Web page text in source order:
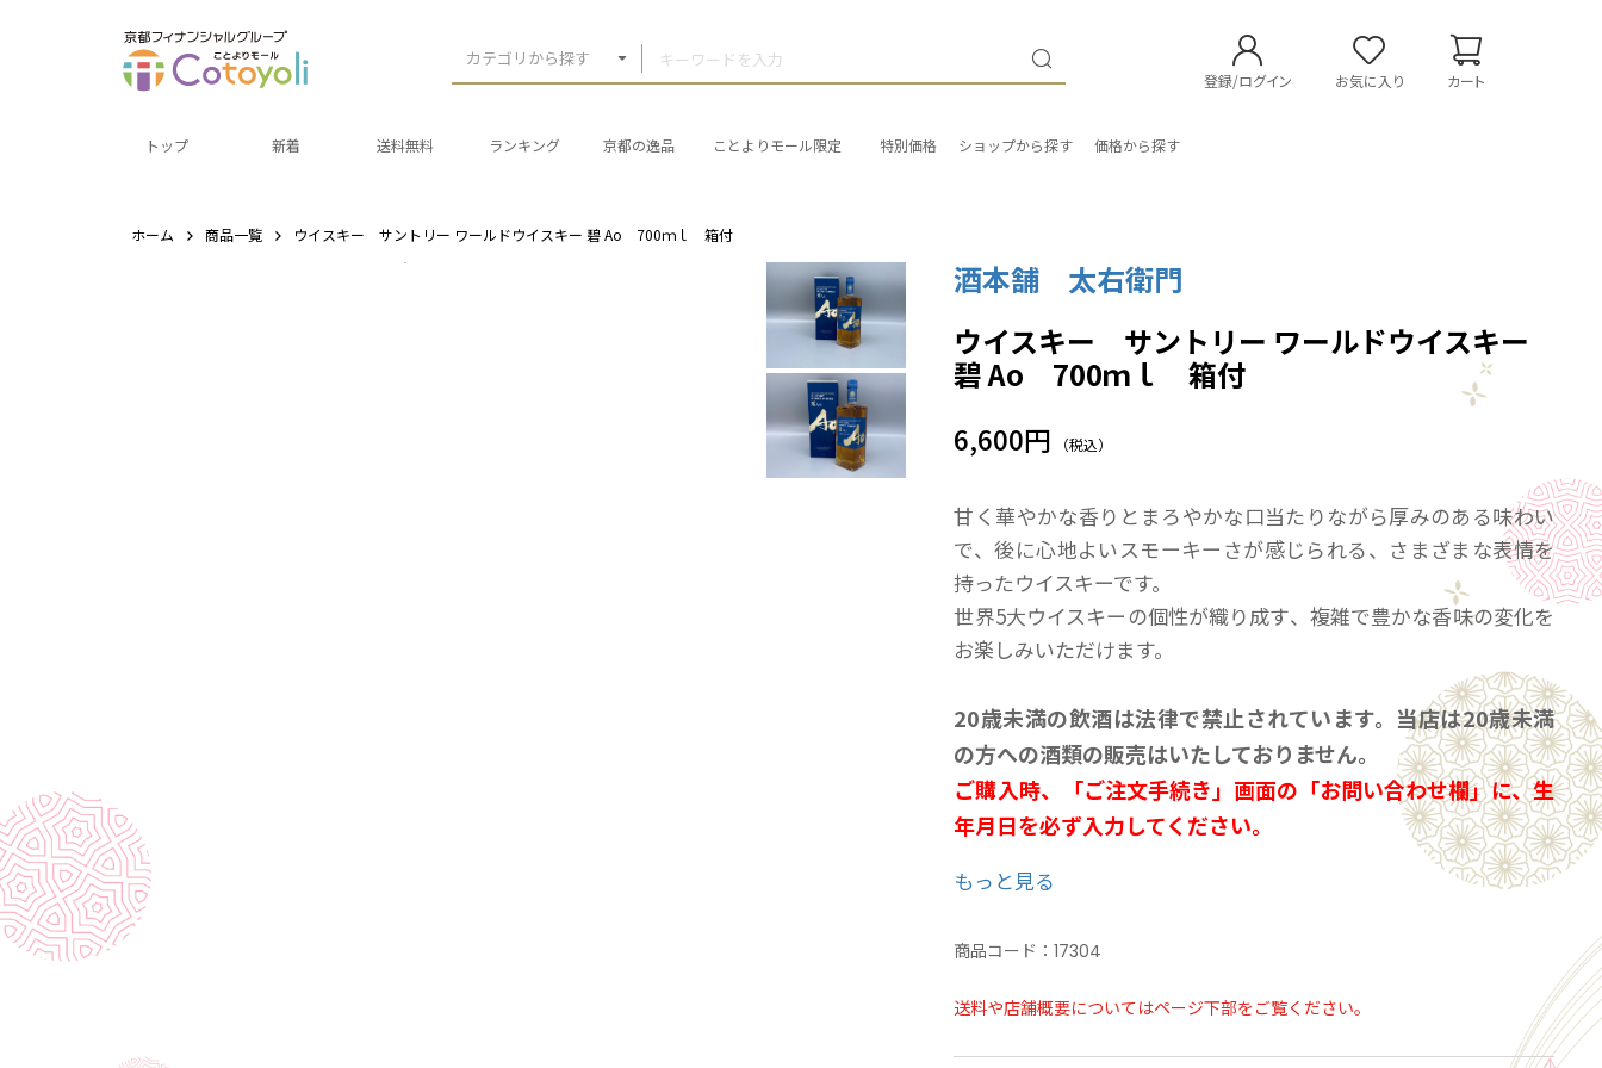
カテゴリから探す
登録/ログイン お気に入り カート
トップ 新着 送料無料 ランキング 京都の逸品 ことよりモール限定 特別価格 ショップから探す 価格から探す
ホーム 商品一覧 ウイスキー サントリー ワールドウイスキー 碧 Ao 700ｍｌ 箱付
酒本舗 太右衛門
ウイスキー サントリー ワールドウイスキー
碧 Ao 700ｍｌ 箱付
6,600円 （税込）
甘く華やかな香りとまろやかな口当たりながら厚みのある味わい
で、後に心地よいスモーキーさが感じられる、さまざまな表情を
持ったウイスキーです。
世界5大ウイスキーの個性が織り成す、複雑で豊かな香味の変化を
お楽しみいただけます。
20歳未満の飲酒は法律で禁止されています。当店は20歳未満
の方への酒類の販売はいたしておりません。
ご購入時、「ご注文手続き」画面の「お問い合わせ欄」に、生
年月日を必ず入力してください。
ことよりモール会員で生年月日登録済みの方は、お問い合わ
せ欄への入力は不要です。
もっと見る
商品コード：17304
送料や店舗概要についてはページ下部をご覧ください。